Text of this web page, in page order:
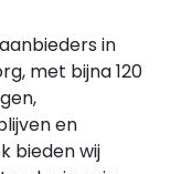
in
met bijna 120
en
bieden wij